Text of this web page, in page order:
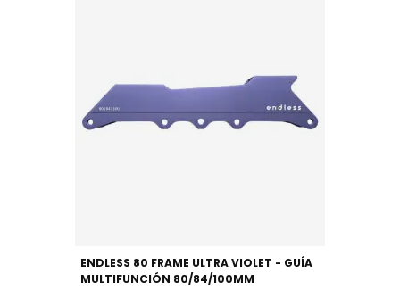
ENDLESS 80 FRAME ULTRA VIOLET - GUÍA
MULTIFUNCIÓN 80/84/100MM